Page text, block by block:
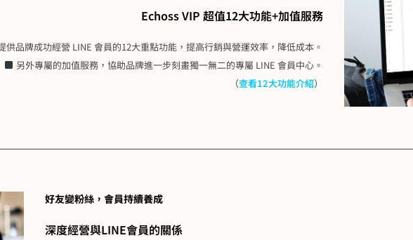
Echoss VIP 超值12大功能+加值服務
供品牌成功經營 LINE 會員的12大重點功能，提高行銷與營運效率，降低成本。
另外專屬的加值服務，協助品牌進一步刻畫獨一無二的專屬 LINE 會員中心。
（查看12大功能介紹）
好友變粉絲，會員持續養成
深度經營與LINE會員的關係​